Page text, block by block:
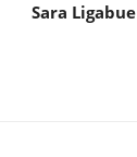
Sara Ligabue